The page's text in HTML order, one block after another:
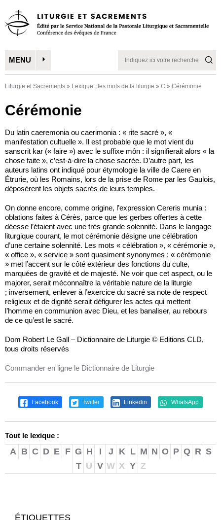
MENU
Liturgie et Sacrements » Lexique : les mots de la liturgie » C » Cérémonie
Cérémonie
Du latin caeremonia ou caerimonia : « rite sacré », «
manifestation cultuelle ». Il est probable que le mot vient du
sanscrit kar (« faire ») avec le suffixe môn : il signifierait alors « la
chose faite », c’est-à-dire la chose sacrée. D’autre part, les
auteurs latins ont indiqué pour étymologie la ville de Caere en
Étrurie, où les Romains, lors de la prise de Rome par les Gaulois,
déposèrent les objets sacrés de leurs temples.
On donne encore, comme origine, l’expression Cereris munia :
oblations faites à Cérès, parce que les gerbes offertes à cette
déesse l’étaient avec une très grande solennité. Dans le langage
liturgique courant, le mot cérémonie désigne une célébration
d’une certaine solennité. Les mots « célébration », « cérémonie »,
« office », « service » sont quasiment synonymes ; « cérémonie
» met l’accent sur le côté extérieur des fonctions du culte,
marquées de gravité et de majesté. Ne voir que cet aspect, ou le
majorer, serait méconnaître la véritable nature de la liturgie
; inversement, enlever à l’exercice du sacré sa note de respect
religieux et de dignité serait défigurer les actes qui mettent
l’homme en communion avec Dieu, et les banaliser, au rebours
de ce qu’est le sacré.
Dom Robert Le Gall – Dictionnaire de Liturgie © Editions CLD,
tous droits réservés
Commander en ligne le Dictionnaire de Liturgie
Facebook Twitter Linkedin WhatsApp
Tout le lexique :
A B C D E F G H I J K L M N O P Q R S
T U V W X Y Z
ÉTIQUETTES